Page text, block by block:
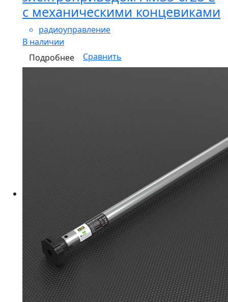
с механическими концевиками
радиоуправление
В наличии
Подробнее
Сравнить